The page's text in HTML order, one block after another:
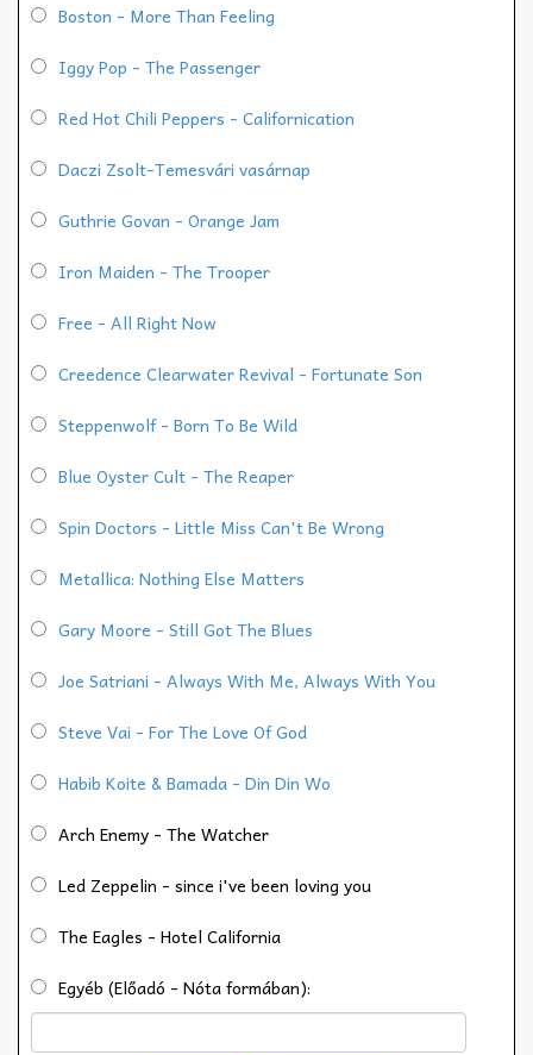
Boston - More Than Feeling
Iggy Pop - The Passenger
Red Hot Chili Peppers - Californication
Daczi Zsolt-Temesvári vasárnap
Guthrie Govan - Orange Jam
Iron Maiden - The Trooper
Free - All Right Now
Creedence Clearwater Revival - Fortunate Son
Steppenwolf - Born To Be Wild
Blue Oyster Cult - The Reaper
Spin Doctors - Little Miss Can't Be Wrong
Metallica: Nothing Else Matters
Gary Moore - Still Got The Blues
Joe Satriani - Always With Me, Always With You
Steve Vai - For The Love Of God
Habib Koite & Bamada - Din Din Wo
Arch Enemy - The Watcher
Led Zeppelin - since i've been loving you
The Eagles - Hotel California
Egyéb (Előadó - Nóta formában):